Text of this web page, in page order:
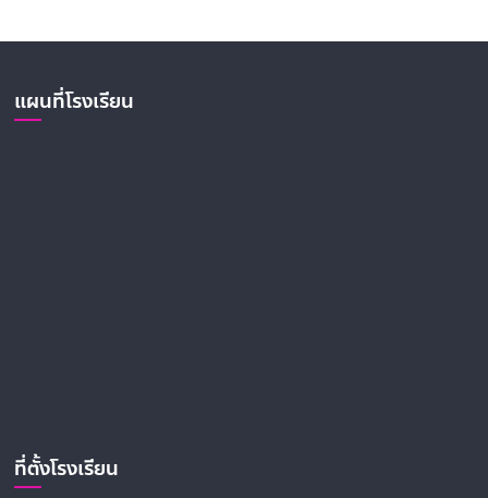
แผนที่โรงเรียน
ที่ตั้งโรงเรียน